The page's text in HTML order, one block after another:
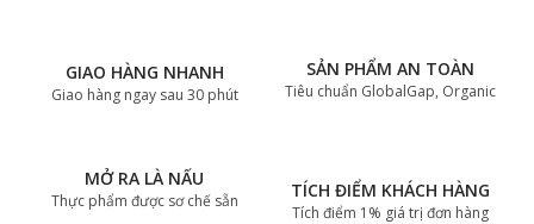
GIAO HÀNG NHANH
Giao hàng ngay sau 30 phút
SẢN PHẨM AN TOÀN
Tiêu chuẩn GlobalGap, Organic
MỞ RA LÀ NẤU
Thực phẩm được sơ chế sẵn TÍCH ĐIỂM KHÁCH HÀNG
Tích điểm 1% giá trị đơn hàng